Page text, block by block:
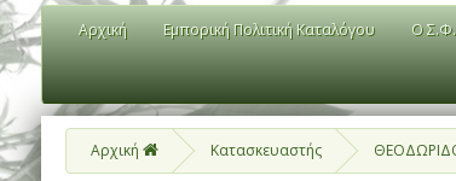
Αρχική Εμπορική Πολιτική Καταλόγου Ο
Αρχική Κατασκευαστής